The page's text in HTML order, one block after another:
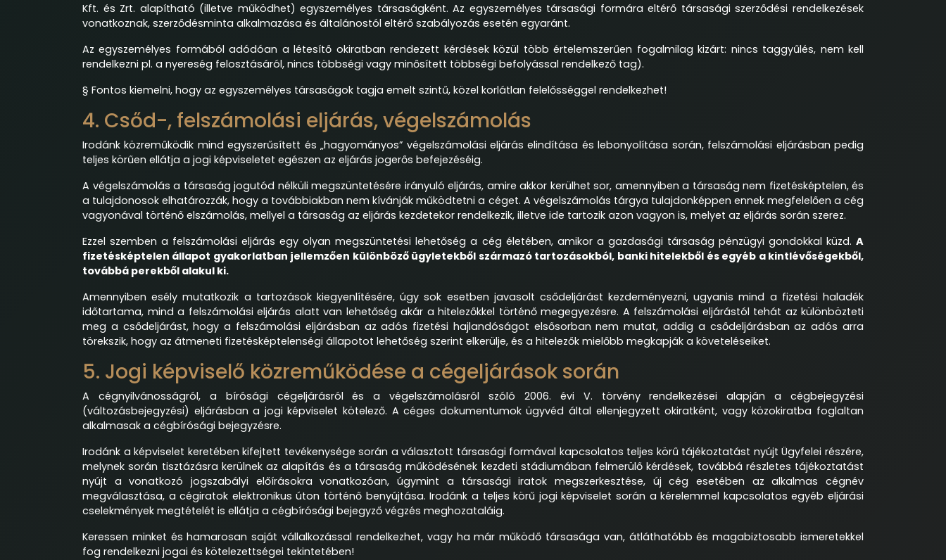
Kft. és Zrt. alapítható (illetve működhet) egyszemélyes társaságként. Az egyszemélyes társasági formára eltérő társasági szerződési rendelkezések
vonatkoznak, szerződésminta alkalmazása és általánostól eltérő szabályozás esetén egyaránt.
Az egyszemélyes formából adódóan a létesítő okiratban rendezett kérdések közül több értelemszerűen fogalmilag kizárt: nincs taggyűlés, nem kell
rendelkezni pl. a nyereség felosztásáról, nincs többségi vagy minősített többségi befolyással rendelkező tag).
§ Fontos kiemelni, hogy az egyszemélyes társaságok tagja emelt szintű, közel korlátlan felelősséggel rendelkezhet!
4. Csőd-, felszámolási eljárás, végelszámolás
Irodánk közreműködik mind egyszerűsített és „hagyományos” végelszámolási eljárás elindítása és lebonyolítása során, felszámolási eljárásban pedig
teljes körűen ellátja a jogi képviseletet egészen az eljárás jogerős befejezéséig.
A végelszámolás a társaság jogutód nélküli megszüntetésére irányuló eljárás, amire akkor kerülhet sor, amennyiben a társaság nem fizetésképtelen, és
a tulajdonosok elhatározzák, hogy a továbbiakban nem kívánják működtetni a céget. A végelszámolás tárgya tulajdonképpen ennek megfelelően a cég
vagyonával történő elszámolás, mellyel a társaság az eljárás kezdetekor rendelkezik, illetve ide tartozik azon vagyon is, melyet az eljárás során szerez.
Ezzel szemben a felszámolási eljárás egy olyan megszüntetési lehetőség a cég életében, amikor a gazdasági társaság pénzügyi gondokkal küzd. A
fizetésképtelen állapot gyakorlatban jellemzően különböző ügyletekből származó tartozásokból, banki hitelekből és egyéb a kintlévőségekből,
továbbá perekből alakul ki.
Amennyiben esély mutatkozik a tartozások kiegyenlítésére, úgy sok esetben javasolt csődeljárást kezdeményezni, ugyanis mind a fizetési haladék
időtartama, mind a felszámolási eljárás alatt van lehetőség akár a hitelezőkkel történő megegyezésre. A felszámolási eljárástól tehát az különbözteti
meg a csődeljárást, hogy a felszámolási eljárásban az adós fizetési hajlandóságot elsősorban nem mutat, addig a csődeljárásban az adós arra
törekszik, hogy az átmeneti fizetésképtelenségi állapotot lehetőség szerint elkerülje, és a hitelezők mielőbb megkapják a követeléseiket.
5. Jogi képviselő közreműködése a cégeljárások során
A cégnyilvánosságról, a bírósági cégeljárásról és a végelszámolásról szóló 2006. évi V. törvény rendelkezései alapján a cégbejegyzési
(változásbejegyzési) eljárásban a jogi képviselet kötelező. A céges dokumentumok ügyvéd által ellenjegyzett okiratként, vagy közokiratba foglaltan
alkalmasak a cégbírósági bejegyzésre.
Irodánk a képviselet keretében kifejtett tevékenysége során a választott társasági formával kapcsolatos teljes körű tájékoztatást nyújt Ügyfelei részére,
melynek során tisztázásra kerülnek az alapítás és a társaság működésének kezdeti stádiumában felmerülő kérdések, továbbá részletes tájékoztatást
nyújt a vonatkozó jogszabályi előírásokra vonatkozóan, úgymint a társasági iratok megszerkesztése, új cég esetében az alkalmas cégnév
megválasztása, a cégiratok elektronikus úton történő benyújtása. Irodánk a teljes körű jogi képviselet során a kérelemmel kapcsolatos egyéb eljárási
cselekmények megtételét is ellátja a cégbírósági bejegyző végzés meghozataláig.
Keressen minket és hamarosan saját vállalkozással rendelkezhet, vagy ha már működő társasága van, átláthatóbb és magabiztosabb ismeretekkel
fog rendelkezni jogai és kötelezettségei tekintetében!